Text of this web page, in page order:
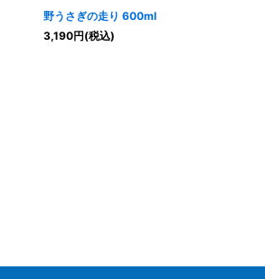
野うさぎの走り 600ml
3,190円(税込)